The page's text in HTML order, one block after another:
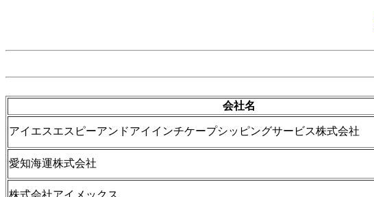
会社名
アイエスエスピーアンドアイインチケープシッピングサービス株式会社
愛知海運株式会社